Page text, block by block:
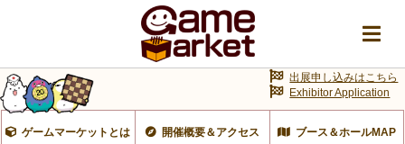
ゲームマーケットとは 開催概要＆アクセス ブース＆ホールMAP
出展申し込みはこちら
Exhibitor Application